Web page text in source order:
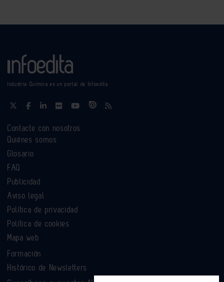
Industria Química es un portal de Infoedita
Contacte con nosotros
Quiénes somos
Glosario
FAQ
Publicidad
Aviso legal
Política de privacidad
Política de cookies
Mapa web
Formación
Histórico de Newsletters